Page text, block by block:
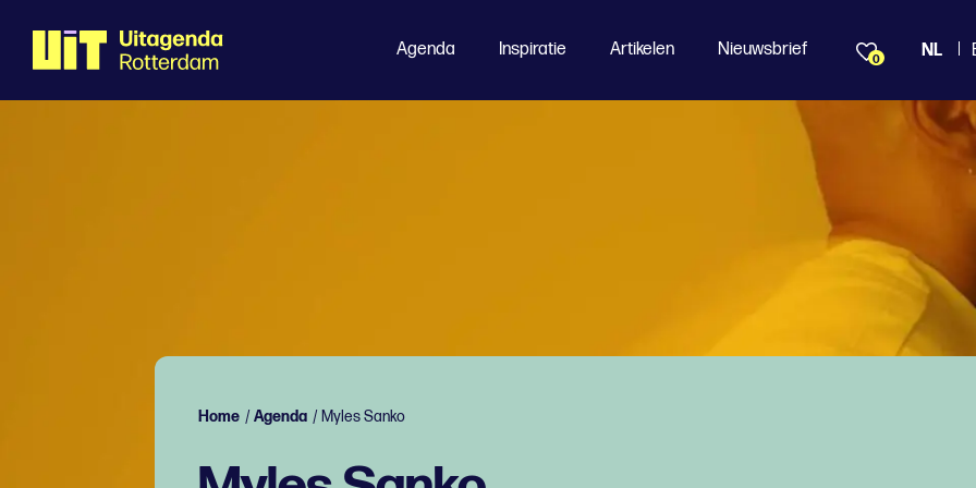
Agenda Inspiratie Artikelen Nieuwsbrief 0 NL
Home /Agenda / Myles Sanko